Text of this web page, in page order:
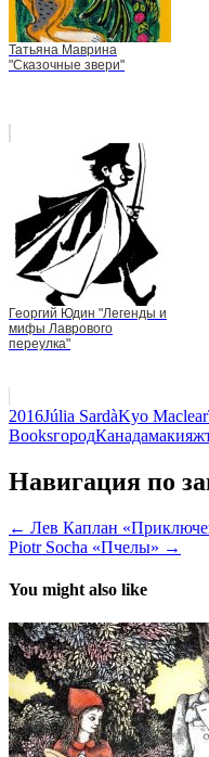
Татьяна Маврина
"Сказочные звери"
Георгий Юдин "Легенды и
мифы Лаврового
переулка"
2016Júlia SardàKyo Maclear
BooksгородКанадамакияж
Навигация по
← Лев Каплан
Piotr Socha «Пчелы» →
You might also like